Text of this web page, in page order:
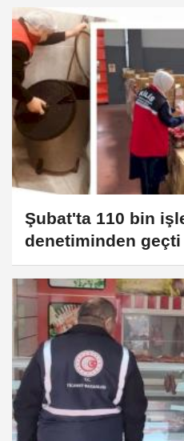
Şubat'ta 110 bin
denetiminden geçti